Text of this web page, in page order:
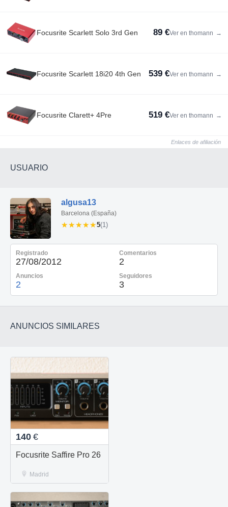
Focusrite Scarlett Solo 3rd Gen 89 €Ver en thomann →
Focusrite Scarlett 18i20 4th Gen 539 €Ver en thomann →
Focusrite Clarett+ 4Pre 519 €Ver en thomann →
Enlaces de afiliación
USUARIO
algusa13
Barcelona (España)
★★★★★
★★★★★5(1)
Registrado
27/08/2012
Comentarios
2
Anuncios
2
Seguidores
3
ANUNCIOS SIMILARES
140 €
Focusrite Saffire Pro 26
Madrid